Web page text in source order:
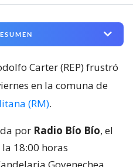
Carter (REP) frustró
en la comuna de
(RM).
por Radio Bío Bío, el
18:00 horas
Goyenechea,